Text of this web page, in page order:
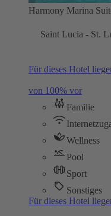
Harmony Marina
Saint Lucia - St.
Für dieses Hotel
von 100% vor
Familie
Wellness
Pool
Sport
Sonstiges
Für dieses Hotel